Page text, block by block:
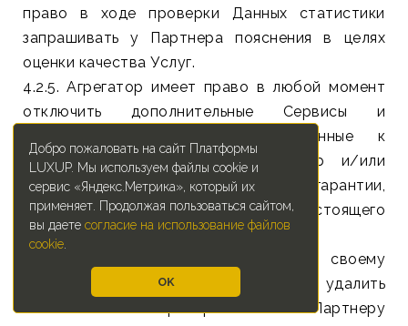
Добро пожаловать на сайт Платформы
LUXUP. Мы используем файлы cookie и
сервис «Яндекс.Метрика», который их
применяет. Продолжая пользоваться сайтом,
вы даете согласие на использование файлов
cookie.
OK
право в ходе проверки Данных статистики
запрашивать у Партнера пояснения в целях
оценки качества Услуг.
4.2.5. Агрегатор имеет право в любой момент
отключить дополнительные Сервисы и
Технологии Платформы, подключенные к
Площадке в случае, если Партнер и/или
Площадка нарушает гарантии,
предусмотренные разделом 6 настоящего
Договора.
4.2.6. Агрегатор имеет право по своему
усмотрению заблокировать либо удалить
Личный кабинет Партнера и отказать Партнеру